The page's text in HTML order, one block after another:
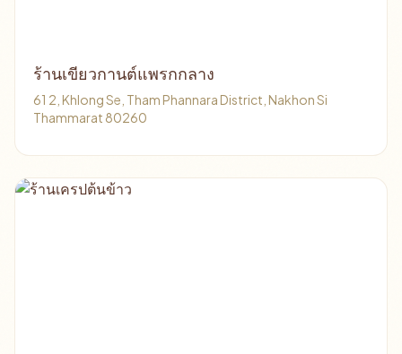
ร้านเขียวกานต์แพรกกลาง
61 2, Khlong Se, Tham Phannara District, Nakhon Si
Thammarat 80260